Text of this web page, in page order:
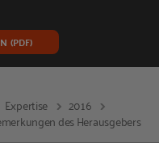
(PDF)
Expertise
2016
des Herausgebers